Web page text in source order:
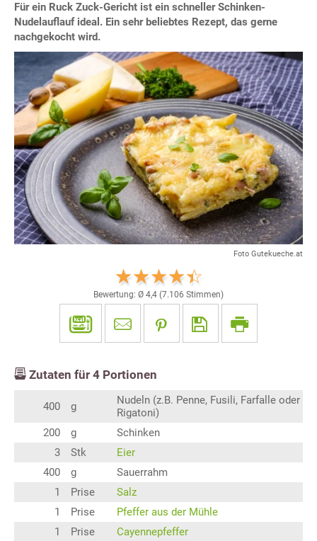
Für ein Ruck Zuck-Gericht ist ein schneller Schinken-
Nudelauflauf ideal. Ein sehr beliebtes Rezept, das gerne
nachgekocht wird.
Foto Gutekueche.at
Bewertung: Ø 4,4 (7.106 Stimmen)
Zutaten für 4 Portionen
400 g
Nudeln (z.B. Penne, Fusili, Farfalle oder
Rigatoni)
200
g
Schinken
3
Stk
Eier
400
g
Sauerrahm
1
Prise
Salz
1
Prise
Pfeffer aus der Mühle
1
Prise
Cayennepfeffer